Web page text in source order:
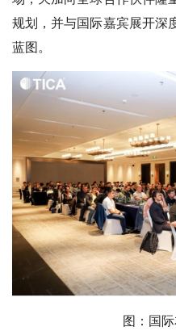
规划，并与国际嘉宾展开深
蓝图。
图：国